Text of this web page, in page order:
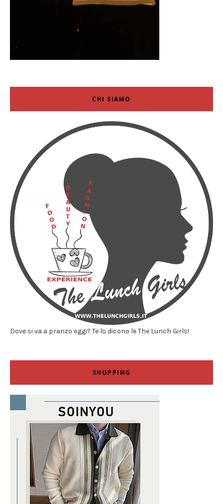
CHI SIAMO
Dove si va a pranzo oggi? Te lo dicono le The Lunch Girls!
SHOPPING